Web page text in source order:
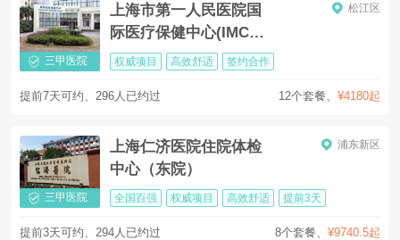
三甲医院
上海市第一人民医院国
际医疗保健中心(IMCC
南部)
松江区
权威项目 高效舒适 签约合作
12个套餐 ¥4180起
提前7天可约、296人已约过
三甲医院
上海仁济医院住院体检
中心（东院）
浦东新区
全国百强 权威项目 高效舒适 提前3天
8个套餐、 ¥9740.5起
提前3天可约、294人已约过